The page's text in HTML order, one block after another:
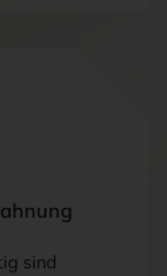
sind